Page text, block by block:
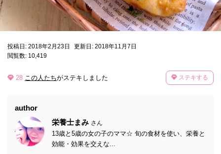
投稿日: 2018年2月23日
更新日: 2018年11月7日
閲覧数: 10,419
28 この人たちがステキしました ステキする
author
栄養士まみ さん
13歳と5歳の女の子のママ☆ 旬の食材を使い、栄養と
効能・効果を交えな...